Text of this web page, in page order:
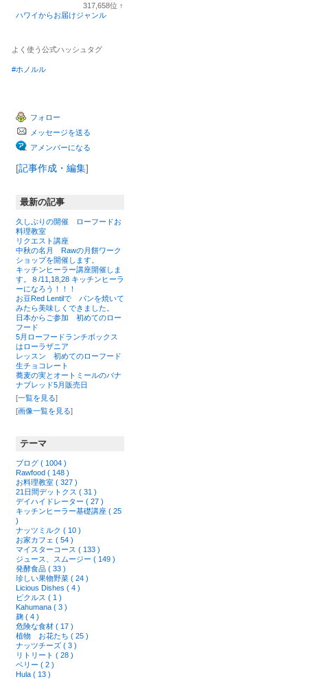
317,658位 ↑
ハワイからお届けジャンル
よく使う公式ハッシュタグ
#ホノルル
フォロー
メッセージを送る
アメンバーになる
[記事作成・編集]
最新の記事
久しぶりの開催 ローフードお
料理教室
リクエスト講座
中秋の名月 Rawの月餅ワーク
ショップを開催します。
キッチンヒーラー講座開催しま
す。８/11,18,28 キッチンヒーラ
ーになろう！！！
お豆Red Lentilで パンを焼いて
みたら美味しくできました。
日本からご参加 初めてのロー
フード
5月ローフードランチボックス
はローラザニア
レッスン 初めてのローフード
生チョコレート
蕎麦の実とオートミールのバナ
ナブレッド5月販売日
[一覧を見る]
[画像一覧を見る]
テーマ
ブログ ( 1004 )
Rawfood ( 148 )
お料理教室 ( 327 )
21日間デットクス ( 31 )
デイハイドレーター ( 27 )
キッチンヒーラー基礎講座 ( 25
)
ナッツミルク ( 10 )
お家カフェ ( 54 )
マイスターコース ( 133 )
ジュース、スムージー ( 149 )
発酵食品 ( 33 )
珍しい果物野菜 ( 24 )
Licious Dishes ( 4 )
ピクルス ( 1 )
Kahumana ( 3 )
麹 ( 4 )
危険な食材 ( 17 )
植物 お花たち ( 25 )
ナッツチーズ ( 3 )
リトリート ( 28 )
ベリー ( 2 )
Hula ( 13 )